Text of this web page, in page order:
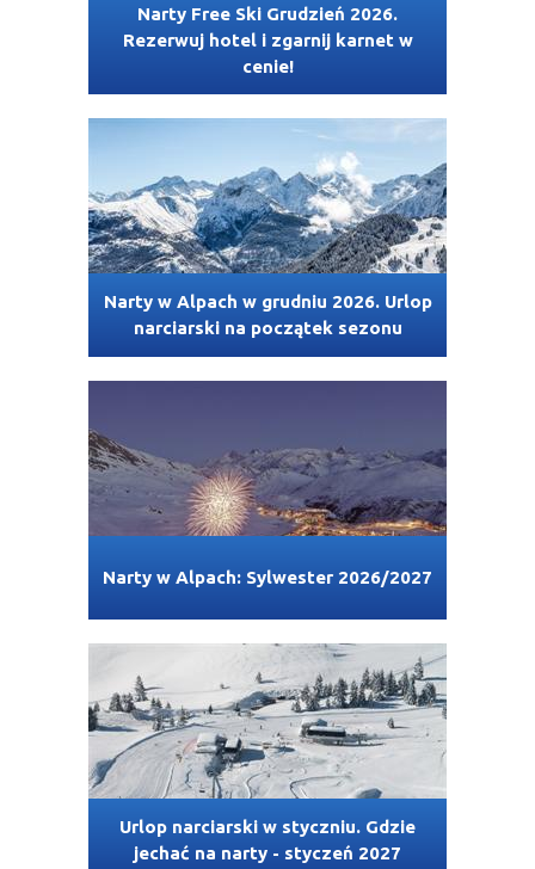
Narty Free Ski Grudzień 2026.
Rezerwuj hotel i zgarnij karnet w
cenie!
Narty w Alpach w grudniu 2026. Urlop
narciarski na początek sezonu
Narty w Alpach: Sylwester 2026/2027
Urlop narciarski w styczniu. Gdzie
jechać na narty - styczeń 2027